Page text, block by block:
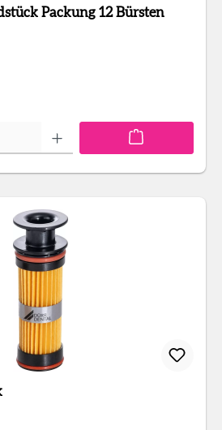
12 Bürsten
Wert ein oder benutze die